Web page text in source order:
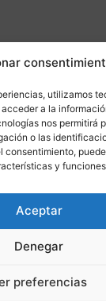
utilizamos
a la
nos permitirá
o las
consentimiento,
y
Aceptar
Denegar
preferencias